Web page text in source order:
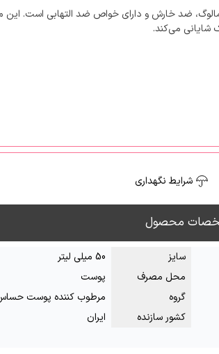
ضد خارش و دارای خواص ضد التهابی است. این
شایانی می‌کند.
شرایط نگهداری
محصول
سایز
50 میلی لیتر
محل مصرف
پوست
گروه
مرطوب کننده پوست
کشور سازنده
ایران